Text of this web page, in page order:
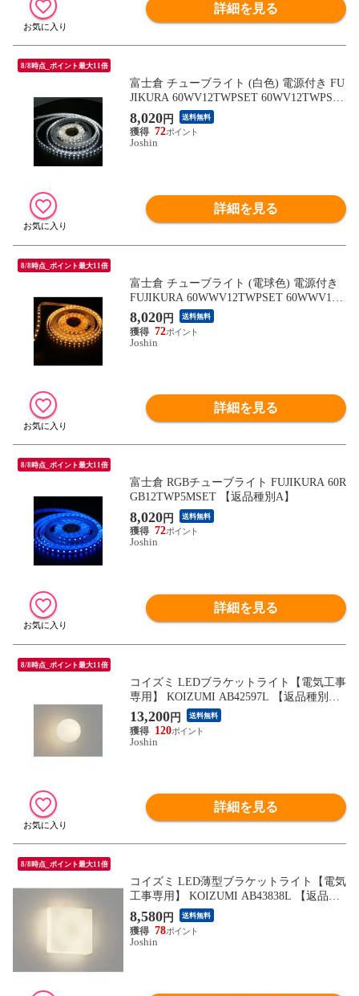
詳細を見る
8/8時点_ポイント最大11倍
富士倉 チューブライト (白色) 電源付き FU
JIKURA 60WV12TWPSET 60WV12TWPSE
T 【返品種別A】
8,020円 送料無料
72
Joshin
詳細を見る
8/8時点_ポイント最大11倍
富士倉 チューブライト (電球色) 電源付き
FUJIKURA 60WWV12TWPSET 60WWV12T
WPSET 【返品種別A】
8,020円 送料無料
72
Joshin
詳細を見る
8/8時点_ポイント最大11倍
富士倉 RGBチューブライト FUJIKURA 60R
GB12TWP5MSET 【返品種別A】
8,020円 送料無料
72
Joshin
詳細を見る
8/8時点_ポイント最大11倍
コイズミ LEDブラケットライト【電気工事
専用】 KOIZUMI AB42597L 【返品種別
B】
13,200円 送料無料
120
Joshin
詳細を見る
8/8時点_ポイント最大11倍
コイズミ LED薄型ブラケットライト【電気
工事専用】 KOIZUMI AB43838L 【返品種
別B】
8,580円 送料無料
78
Joshin